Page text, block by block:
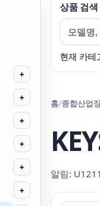
+
+
+
+
+
+
상품 검색
현재 카테
홈/종합산업
알림: